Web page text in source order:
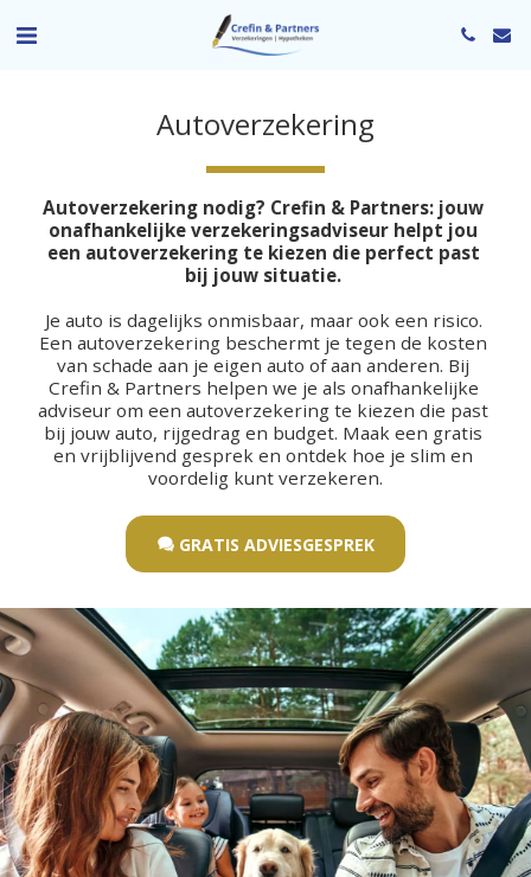
Autoverzekering
Autoverzekering nodig? Crefin & Partners: jouw
onafhankelijke verzekeringsadviseur helpt jou
een autoverzekering te kiezen die perfect past
bij jouw situatie.
Je auto is dagelijks onmisbaar, maar ook een risico.
Een autoverzekering beschermt je tegen de kosten
van schade aan je eigen auto of aan anderen. Bij
Crefin & Partners helpen we je als onafhankelijke
adviseur om een autoverzekering te kiezen die past
bij jouw auto, rijgedrag en budget. Maak een gratis
en vrijblijvend gesprek en ontdek hoe je slim en
voordelig kunt verzekeren.
GRATIS ADVIESGESPREK